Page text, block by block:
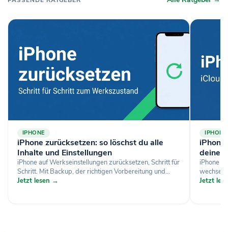
IPHONE
iPhone zurücksetzen: so löschst du alle
Inhalte und Einstellungen
iPhone auf Werkseinstellungen zurücksetzen, Schritt für
Schritt. Mit Backup, der richtigen Vorbereitung und...
Jetzt lesen →
IPHONE
deine
iPhone
Jetzt